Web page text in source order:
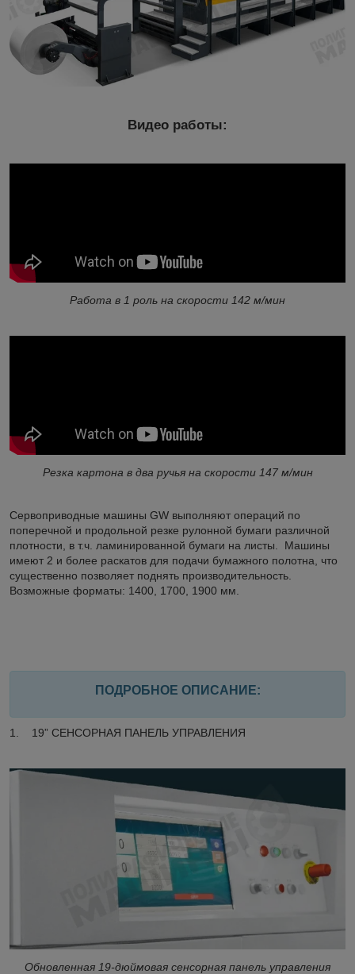
Видео работы:
Работа в 1 роль на скорости 142 м/мин
Резка картона в два ручья на скорости 147 м/мин
Сервоприводные машины GW выполняют операций по
поперечной и продольной резке рулонной бумаги различной
плотности, в т.ч. ламинированной бумаги на листы. Машины
имеют 2 и более раскатов для подачи бумажного полотна, что
существенно позволяет поднять производительность.
Возможные форматы: 1400, 1700, 1900 мм.
ПОДРОБНОЕ ОПИСАНИЕ:
1. 19” СЕНСОРНАЯ ПАНЕЛЬ УПРАВЛЕНИЯ
Обновленная 19-дюймовая сенсорная панель управления